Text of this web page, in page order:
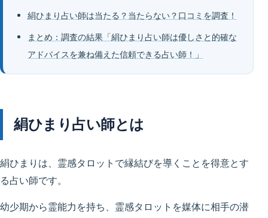
絹ひまり占い師は当たる？当たらない？口コミを調査！
まとめ：調査の結果「絹ひまり占い師は優しさと的確な
アドバイスを兼ね備えた信頼できる占い師！」
絹ひまり占い師とは
絹ひまりは、霊感タロットで縁結びを導くことを得意とす
る占い師です。
幼少期から霊能力を持ち、霊感タロットを媒体に相手の潜